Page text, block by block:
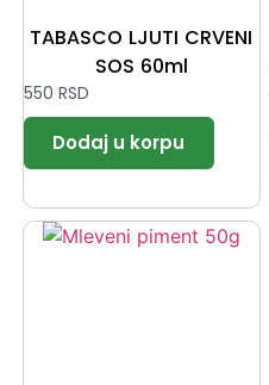
TABASCO LJUTI CRVENI
SOS 60ml
550 RSD